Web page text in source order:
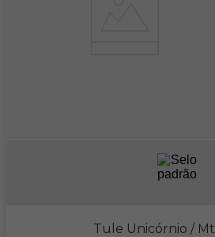
Tule Unicórnio / Mt